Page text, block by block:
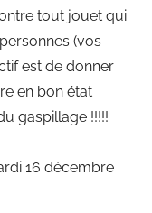
tout jouet qui
(vos
est de donner
en bon état
gaspillage !!!!!
16 décembre